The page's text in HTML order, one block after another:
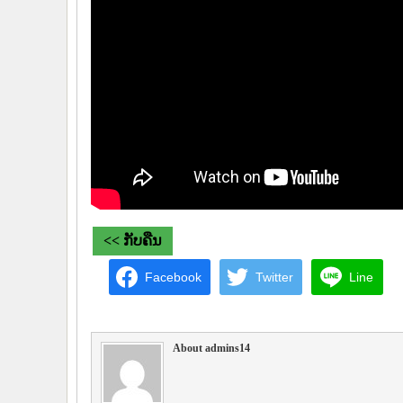
<< ກັບຄືນ
Facebook Twitter Line
About admins14